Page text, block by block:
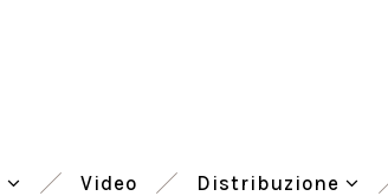
Video Distribuzione